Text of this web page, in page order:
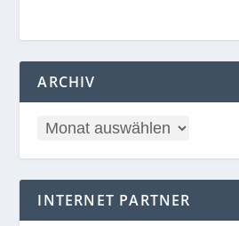
ARCHIV
INTERNET PARTNER